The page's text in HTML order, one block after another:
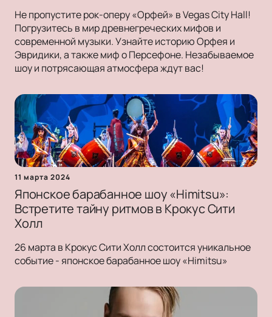
Не пропустите рок-оперу «Орфей» в Vegas City Hall!
Погрузитесь в мир древнегреческих мифов и
современной музыки. Узнайте историю Орфея и
Эвридики, а также миф о Персефоне. Незабываемое
шоу и потрясающая атмосфера ждут вас!
11 марта 2024
Японское барабанное шоу «Himitsu»:
Встретите тайну ритмов в Крокус Сити
Холл
26 марта в Крокус Сити Холл состоится уникальное
событие - японское барабанное шоу «Himitsu»